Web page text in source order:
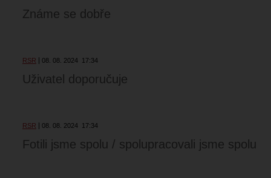
Známe se dobře
RSR 08. 08. 2024 17:34
Uživatel doporučuje
RSR 08. 08. 2024 17:34
Fotili jsme spolu / spolupracovali jsme spolu